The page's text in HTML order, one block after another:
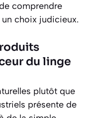
comprendre
choix judicieux.
du linge
plutôt que
présente de